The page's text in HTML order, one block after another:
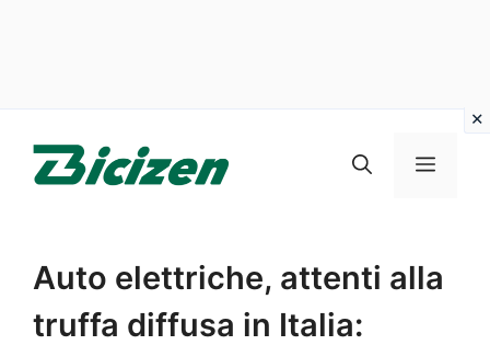
Menu
Auto elettriche, attenti alla
truffa diffusa in Italia: